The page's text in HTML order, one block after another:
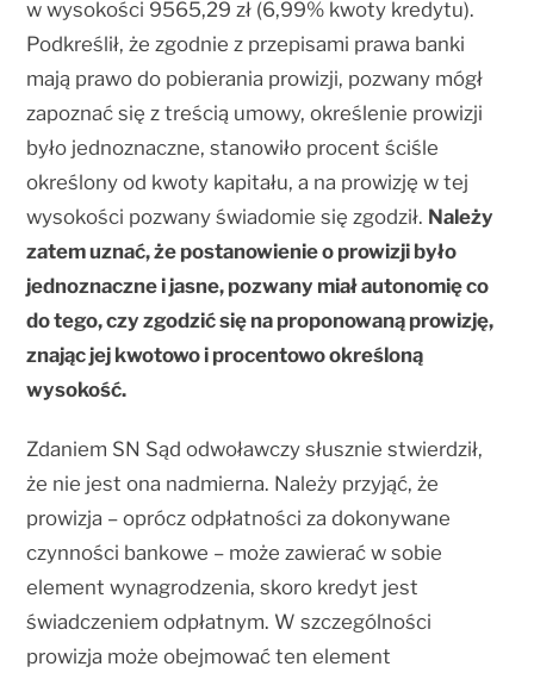
w wysokości 9565,29 zł (6,99% kwoty kredytu).
Podkreślił, że zgodnie z przepisami prawa banki
mają prawo do pobierania prowizji, pozwany mógł
zapoznać się z treścią umowy, określenie prowizji
było jednoznaczne, stanowiło procent ściśle
określony od kwoty kapitału, a na prowizję w tej
wysokości pozwany świadomie się zgodził. Należy
zatem uznać, że postanowienie o prowizji było
jednoznaczne i jasne, pozwany miał autonomię co
do tego, czy zgodzić się na proponowaną prowizję,
znając jej kwotowo i procentowo określoną
wysokość.
Zdaniem SN Sąd odwoławczy słusznie stwierdził,
że nie jest ona nadmierna. Należy przyjąć, że
prowizja – oprócz odpłatności za dokonywane
czynności bankowe – może zawierać w sobie
element wynagrodzenia, skoro kredyt jest
świadczeniem odpłatnym. W szczególności
prowizja może obejmować ten element